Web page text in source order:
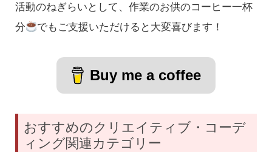
活動のねぎらいとして、作業のお供のコーヒー一杯
分
でもご支援いただけると大変喜びます！
Buy me a coffee
おすすめのクリエイティブ・コーデ
ィング関連カテゴリー